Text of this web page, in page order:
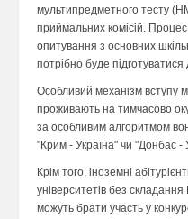
мультипредметного тесту
приймальних комісій.
опитування з основних
потрібно буде підготуватися
Особливий механізм
проживають на тимчасово
за особливим алгоритмом
"Крим - Україна" чи "Донбас -
Крім того, іноземні
університетів без
можуть брати участь у